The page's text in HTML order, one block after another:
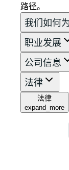
路径。
我们如何
职业发展
公司信息
法律
法律
expand_more